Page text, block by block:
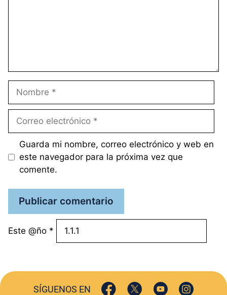
electrónico
Guarda mi nombre, correo electrónico y web en
este navegador para la próxima vez que
comente.
Este @ño *
SÍGUENOS EN